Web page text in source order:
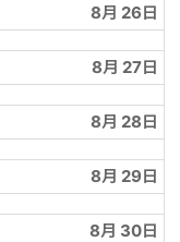
8月 26
8月 27
8月 28
8月 29
8月 30